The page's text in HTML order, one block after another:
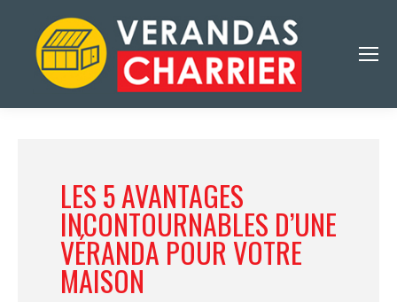
LES 5 AVANTAGES
INCONTOURNABLES D’UNE
VÉRANDA POUR VOTRE
MAISON